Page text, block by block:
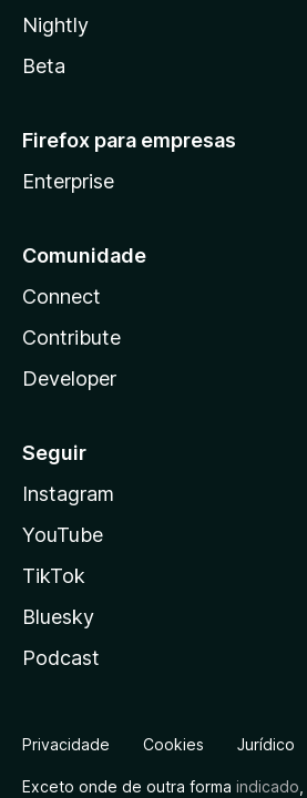
Nightly
Beta
Firefox para empresas
Enterprise
Comunidade
Connect
Contribute
Developer
Seguir
Instagram
YouTube
TikTok
Bluesky
Podcast
Privacidade Cookies Jurídico
Exceto onde de outra forma indicado